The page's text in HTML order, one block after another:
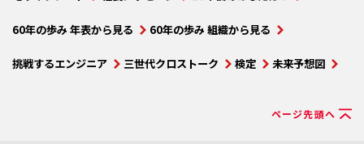
60年の歩み 年表から見る 60年の歩み 組織から見る
挑戦するエンジニア 三世代クロストーク 検定 未来予想図
ページ先頭へ